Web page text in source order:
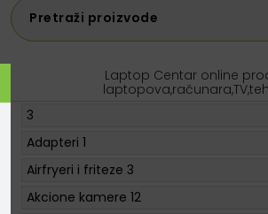
Laptop Centar online
3
Adapteri 1
Airfryeri i friteze 3
Akcione kamere 12